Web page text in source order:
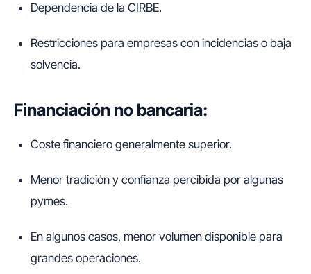
Dependencia de la CIRBE.
Restricciones para empresas con incidencias o baja
solvencia.
Financiación no bancaria:
Coste financiero generalmente superior.
Menor tradición y confianza percibida por algunas
pymes.
En algunos casos, menor volumen disponible para
grandes operaciones.